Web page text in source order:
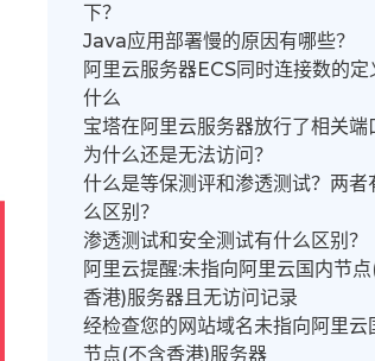
下？
Java应用部署慢的原因有哪些？
阿里云服务器ECS同时连接数的定
什么
宝塔在阿里云服务器放行了相关端
为什么还是无法访问？
什么是等保测评和渗透测试？两者
么区别？
渗透测试和安全测试有什么区别？
阿里云提醒:未指向阿里云国内节
香港)服务器且无访问记录
经检查您的网站域名未指向阿里云
节点(不含香港)服务器